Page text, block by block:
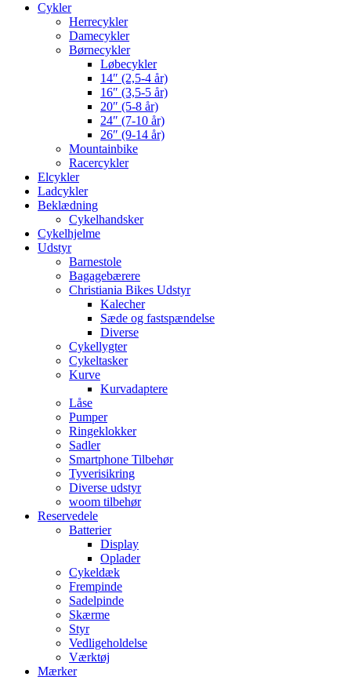
Cykler
Herrecykler
Damecykler
Børnecykler
Løbecykler
14″ (2,5-4 år)
16″ (3,5-5 år)
20″ (5-8 år)
24″ (7-10 år)
26″ (9-14 år)
Mountainbike
Racercykler
Elcykler
Ladcykler
Beklædning
Cykelhandsker
Cykelhjelme
Udstyr
Barnestole
Bagagebærere
Christiania Bikes Udstyr
Kalecher
Sæde og fastspændelse
Diverse
Cykellygter
Cykeltasker
Kurve
Kurvadaptere
Låse
Pumper
Ringeklokker
Sadler
Smartphone Tilbehør
Tyverisikring
Diverse udstyr
woom tilbehør
Reservedele
Batterier
Display
Oplader
Cykeldæk
Frempinde
Sadelpinde
Skærme
Styr
Vedligeholdelse
Værktøj
Mærker